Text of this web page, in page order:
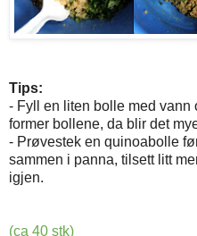
Tips:
- Fyll en liten bolle med
former bollene, da blir det
- Prøvestek en quinoabolle
sammen i panna, tilsett litt
igjen.
(ca 40 stk)